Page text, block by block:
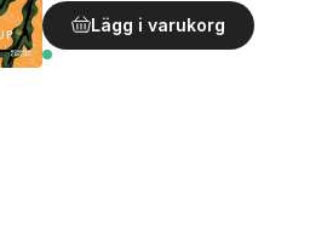
Lägg i varukorg